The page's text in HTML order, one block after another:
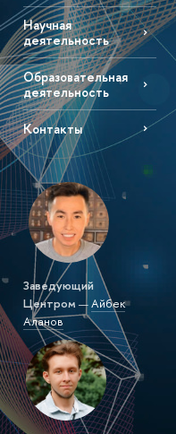
Научная
деятельность
Образовательная
деятельность
Контакты
Заведующий
Центром —Айбек
Аланов